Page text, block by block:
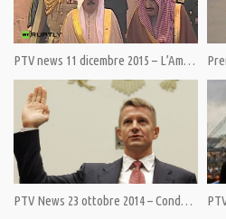
Category:
Tags:#Guaidò #GuaidòMaduro,CIA, Franco Fracassi,
Venezuela
PTV news 11 dicembre 2015 – L’America resta armata
PTV News 23 ottobre 2014 – Condannati mercenari della Blackwater